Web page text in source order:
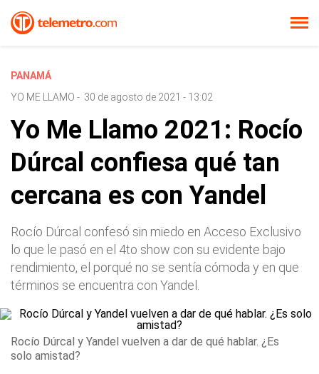
PANAMÁ
YO ME LLAMO - 30 de agosto de 2021 - 13:02
Yo Me Llamo 2021: Rocío
Dúrcal confiesa qué tan
cercana es con Yandel
Rocío Dúrcal confesó sin miedo en Acceso Exclusivo
lo que le pasó en el 4to show con su evidente bajo
rendimiento, el porqué no se sentía cómoda y en que
términos se encuentra con Yandel.
Rocío Dúrcal y Yandel vuelven a dar de qué hablar. ¿Es
solo amistad?